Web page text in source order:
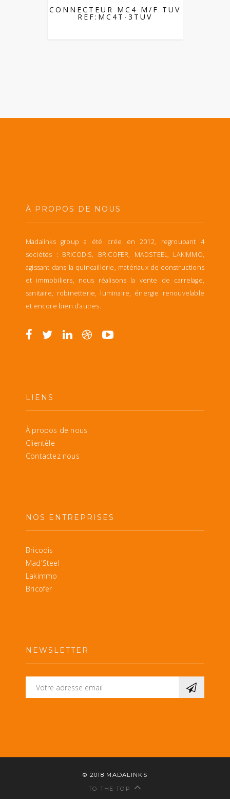
CONNECTEUR MC4 M/F TUV
REF:MC4T-3TUV
À PROPOS DE NOUS
Madalinks group a été crée en 2012, regroupant 4
sociétés : BRICODIS, BRICOFER, MADSTEEL, LAKIMMO,
agissant dans la quincaillerie, matériaux de constructions
et immobiliers, nous réalisons la vente de carrelage,
sanitaire, robinetterie, luminaire, énergie renouvelable
et encore bien d’autres.
LIENS
À propos de nous
Clientèle
Contactez nous
NOS ENTREPRISES
Bricodis
Mad'Steel
Lakimmo
Bricofer
NEWSLETTER
© 2018 MADALINKS
TO THE TOP